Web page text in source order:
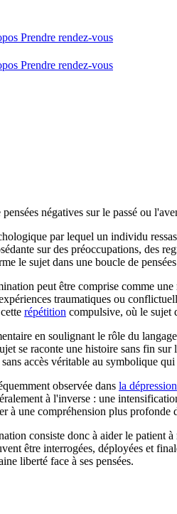
Prendre rendez-vous
Prendre rendez-vous
négatives sur le passé ou
par lequel un individu
sur des préoccupations, des
le sujet dans une boucle de
peut être comprise comme une
traumatiques ou
répétition compulsive, où le sujet
en soulignant le rôle du
se raconte une histoire sans fin
accès véritable au symbolique
observée dans la dépression
à l'inverse : une
à une compréhension plus
consiste donc à aider le patient
être interrogées, déployées et
liberté face à ses pensées.